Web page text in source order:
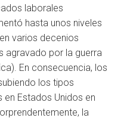
laborales
hasta unos niveles
varios decenios
agravado por la guerra
En consecuencia, los
los tipos
Estados Unidos en
la